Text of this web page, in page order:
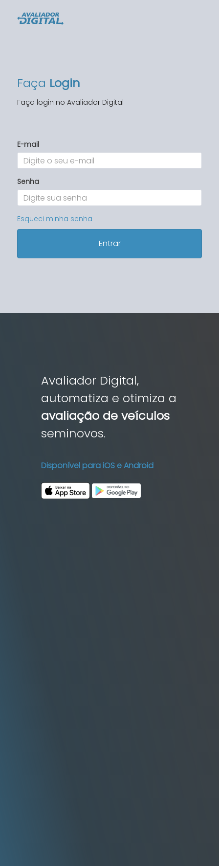
Faça Login
Faça login no Avaliador Digital
E-mail
Senha
Esqueci minha senha
Entrar
Avaliador Digital,
automatiza e otimiza a
avaliação de veículos
seminovos.
Disponível para iOS e Android